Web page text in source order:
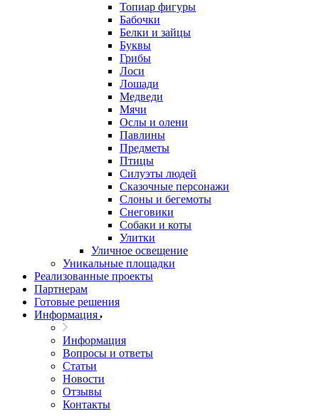
Топиар фигуры
Бабочки
Белки и зайцы
Буквы
Грибы
Лоси
Лошади
Медведи
Мячи
Ослы и олени
Павлины
Предметы
Птицы
Силуэты людей
Сказочные персонажи
Слоны и бегемоты
Снеговики
Собаки и коты
Улитки
Уличное освещение
Уникальные площадки
Реализованные проекты
Партнерам
Готовые решения
Информация
Информация
Вопросы и ответы
Статьи
Новости
Отзывы
Контакты